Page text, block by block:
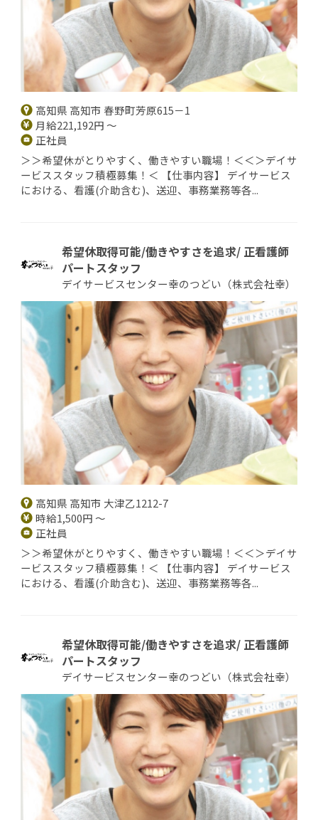
高知県 高知市 春野町芳原615－1
月給221,192円 ～
正社員
＞＞希望休がとりやすく、働きやすい職場！＜＜＞デイサ
ービススタッフ積極募集！＜ 【仕事内容】 デイサービス
における、看護(介助含む)、送迎、事務業務等各...
希望休取得可能/働きやすさを追求/ 正看護師
パートスタッフ
デイサービスセンター幸のつどい（株式会社幸）
高知県 高知市 大津乙1212-7
時給1,500円 ～
正社員
＞＞希望休がとりやすく、働きやすい職場！＜＜＞デイサ
ービススタッフ積極募集！＜ 【仕事内容】 デイサービス
における、看護(介助含む)、送迎、事務業務等各...
希望休取得可能/働きやすさを追求/ 正看護師
パートスタッフ
デイサービスセンター幸のつどい（株式会社幸）